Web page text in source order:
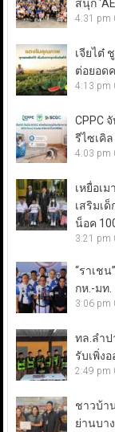
สนุก
4:31 pm
เจียไต๋
ต่อยอด
4:13 pm
CPPC
รีไซเคิ
4:03 pm
เหยื่อเ
เสริมเ
น็อค
3:21 pm
“ราเช
กห.-มท.
3:06 pm
ทล.ลำป
รับเพิ่ง
2:49 pm
ชาวบ้า
ย่านบา